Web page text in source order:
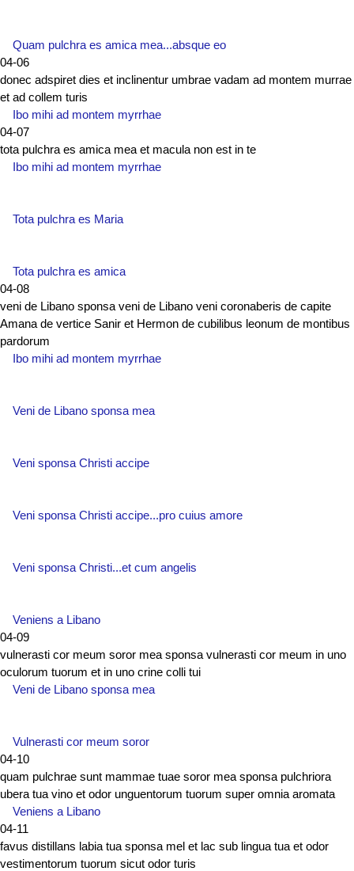
Quam pulchra es amica mea...absque eo
04-06
donec adspiret dies et inclinentur umbrae vadam ad montem murrae
et ad collem turis
Ibo mihi ad montem myrrhae
04-07
tota pulchra es amica mea et macula non est in te
Ibo mihi ad montem myrrhae
Tota pulchra es Maria
Tota pulchra es amica
04-08
veni de Libano sponsa veni de Libano veni coronaberis de capite
Amana de vertice Sanir et Hermon de cubilibus leonum de montibus
pardorum
Ibo mihi ad montem myrrhae
Veni de Libano sponsa mea
Veni sponsa Christi accipe
Veni sponsa Christi accipe...pro cuius amore
Veni sponsa Christi...et cum angelis
Veniens a Libano
04-09
vulnerasti cor meum soror mea sponsa vulnerasti cor meum in uno
oculorum tuorum et in uno crine colli tui
Veni de Libano sponsa mea
Vulnerasti cor meum soror
04-10
quam pulchrae sunt mammae tuae soror mea sponsa pulchriora
ubera tua vino et odor unguentorum tuorum super omnia aromata
Veniens a Libano
04-11
favus distillans labia tua sponsa mel et lac sub lingua tua et odor
vestimentorum tuorum sicut odor turis